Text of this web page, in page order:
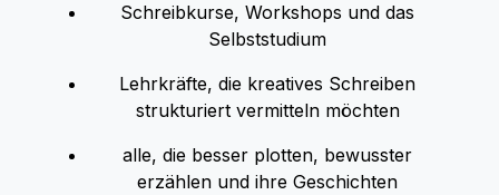
Schreibkurse, Workshops und das
Selbststudium
Lehrkräfte, die kreatives Schreiben
strukturiert vermitteln möchten
alle, die besser plotten, bewusster
erzählen und ihre Geschichten